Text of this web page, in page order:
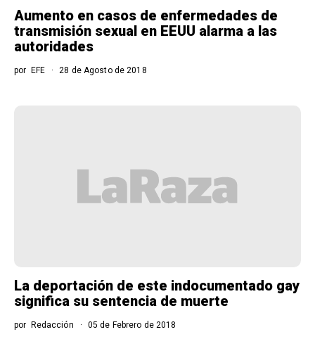
Aumento en casos de enfermedades de
transmisión sexual en EEUU alarma a las
autoridades
por EFE 28 de Agosto de 2018
La deportación de este indocumentado gay
significa su sentencia de muerte
por Redacción 05 de Febrero de 2018